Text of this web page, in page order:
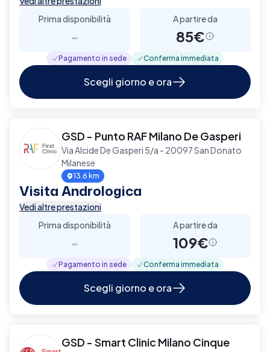
Prima disponibilità
-
A partire da
85€
Pagamento in sede Conferma immediata
Scegli giorno e ora
GSD - Punto RAF Milano De Gasperi
Via Alcide De Gasperi 5/a - 20097 San Donato
Milanese
13.6 km
Visita Andrologica
Vedi altre prestazioni
Prima disponibilità
-
A partire da
109€
Pagamento in sede Conferma immediata
Scegli giorno e ora
GSD - Smart Clinic Milano Cinque